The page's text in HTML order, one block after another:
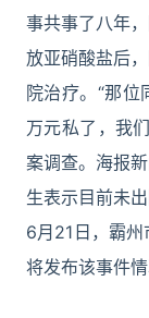
事共事了八年
放亚硝酸盐后
院治疗。“那
万元私了，我
案调查。海报
生表示目前未
6月21日，霸
将发布该事件情